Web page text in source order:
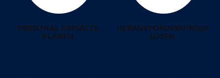
PERSONAL-EINSÄTZE
PLANEN
HERAUSFORDERUNGEN
LÖSEN